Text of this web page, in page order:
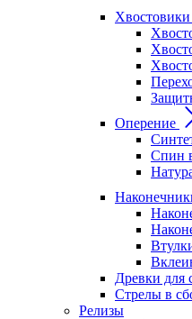
Хвостовики
Оперение
Спин
Древки для
Стрелы в
Релизы